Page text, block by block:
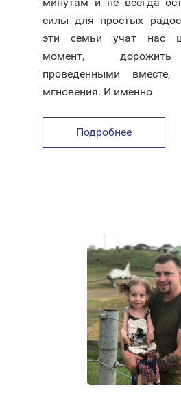
силы для простых
эти семьи учат нас
момент, дорожить
проведенными
мгновения. И именно
Подробнее